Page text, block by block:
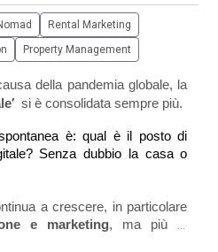
Rental Marketing
Property Management
della pandemia globale, la
’ si è consolidata sempre più.
è: qual è il posto di
Senza dubbio la casa o
a crescere, in particolare
e marketing, ma più in